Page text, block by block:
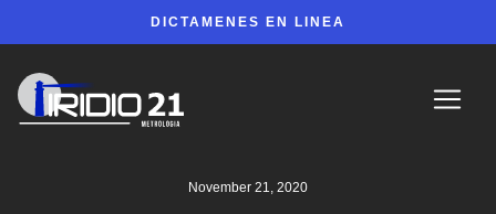
DICTAMENES EN LINEA
November 21, 2020